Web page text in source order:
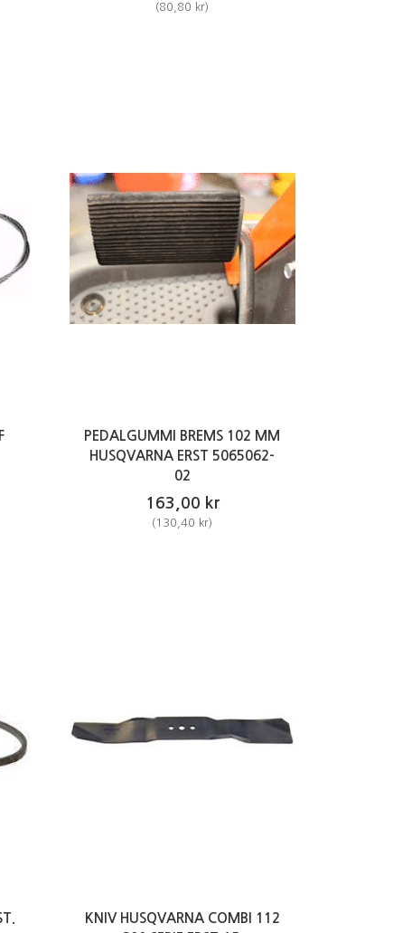
(80,80 kr)
PEDALGUMMI BREMS 102 MM
HUSQVARNA ERST 5065062-
02
163,00 kr
(130,40 kr)
KNIV HUSQVARNA COMBI 112